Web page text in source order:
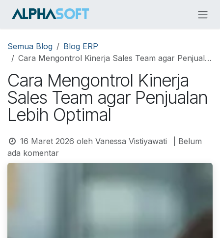
Semua Blog
Blog ERP
Cara Mengontrol Kinerja Sales Team agar Penjualan Lebih Optimal
Cara Mengontrol Kinerja
Sales Team agar Penjualan
Lebih Optimal
16 Maret 2026 oleh Vanessa Vistiyawati
| Belum
ada komentar